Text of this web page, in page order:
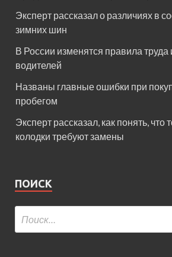
Эксперт рассказал о различиях в
зимних шин
В России изменятся правила труда
водителей
Названы главные ошибки при
пробегом
Эксперт рассказал, как понять, что
колодки требуют замены
ПОИСК